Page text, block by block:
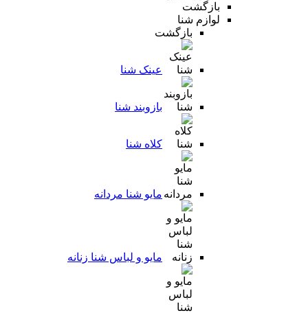
بازگشت
لوازم شنا
بازگشت
عینک شنا
بازوبند شنا
کلاه شنا
مایو شنا مردانه
مایو و لباس شنا زنانه